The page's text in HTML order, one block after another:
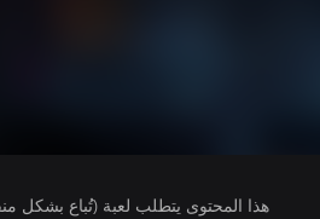
هذا المحتوى يتطلب لعبة (تُباع بشكل